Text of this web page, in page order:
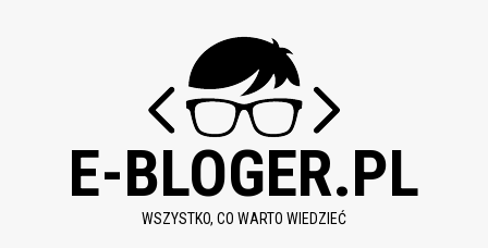
E-BLOGER.PL
WSZYSTKO, CO WARTO WIEDZIEĆ